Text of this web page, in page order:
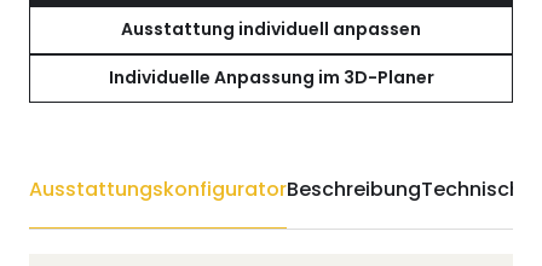
Ausstattung individuell anpassen
Individuelle Anpassung im 3D-Planer
AusstattungskonfiguratorBeschreibungTechnische